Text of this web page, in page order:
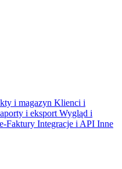
i magazyn Klienci i
i eksport Wygląd i
Faktury Integracje i API Inne